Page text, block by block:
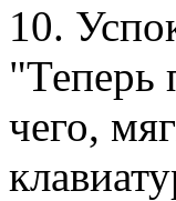
10.
"Теперь
чего,